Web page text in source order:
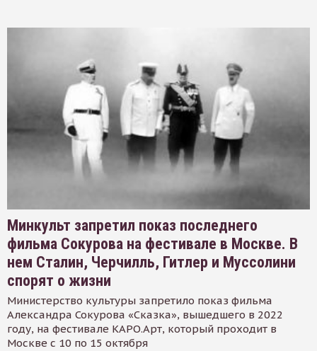
Минкульт запретил показ последнего
фильма Сокурова на фестивале в Москве. В
нем Сталин, Черчилль, Гитлер и Муссолини
спорят о жизни
Министерство культуры запретило показ фильма
Александра Сокурова «Сказка», вышедшего в 2022
году, на фестивале КАРО.Арт, который проходит в
Москве с 10 по 15 октября